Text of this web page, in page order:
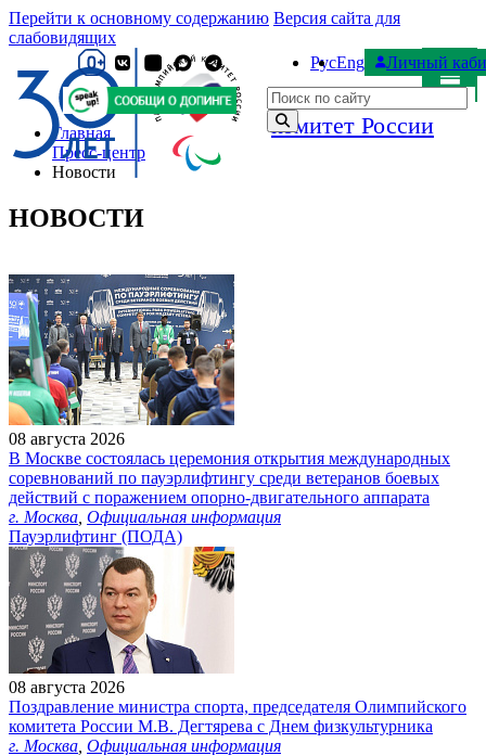
Перейти к основному содержанию Версия сайта для
слабовидящих
Паралимпийский
комитет России
РусEng
Личный
Поиск по сайту
Главная
Пресс-центр
Новости
НОВОСТИ
08 августа 2026
В Москве состоялась церемония открытия международных
соревнований по пауэрлифтингу среди ветеранов боевых
действий с поражением опорно-двигательного аппарата
г. Москва Официальная информация
Пауэрлифтинг (ПОДА)
08 августа 2026
Поздравление министра спорта, председателя Олимпийского
комитета России М.В. Дегтярева с Днем физкультурника
г. Москва Официальная информация